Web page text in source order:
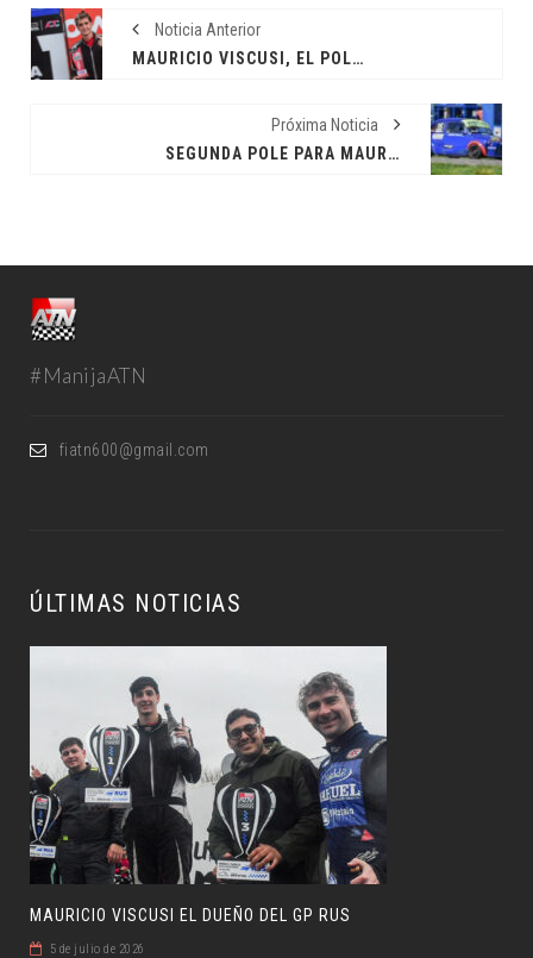
Noticia Anterior
MAURICIO VISCUSI, EL POLEMAN
Próxima Noticia
SEGUNDA POLE PARA MAURICIO VISCUSI
#ManijaATN
fiatn600@gmail.com
ÚLTIMAS NOTICIAS
MAURICIO VISCUSI EL DUEÑO DEL GP RUS
5 de julio de 2026